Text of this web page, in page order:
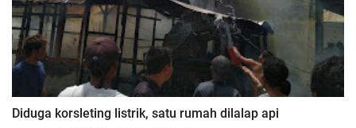
Diduga korsleting listrik, satu rumah dilalap api